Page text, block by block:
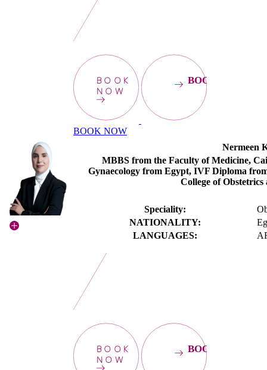
BOOK
NOW
BOOKNOW
BOOK NOW
Nermeen
MBBS from the Faculty of Medicine,
Gynaecology from Egypt, IVF Diploma
College of
Speciality:
NATIONALITY:
LANGUAGES:
BOOK
NOW
BOOKNOW